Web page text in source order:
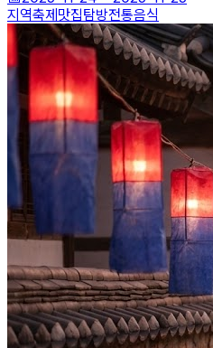
지역축제맛집탐방전통음식